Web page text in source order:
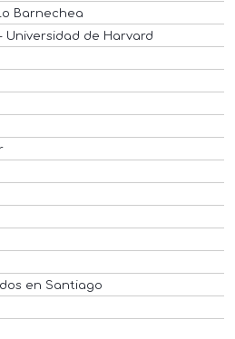
Barnechea
Universidad de Harvard
en Santiago